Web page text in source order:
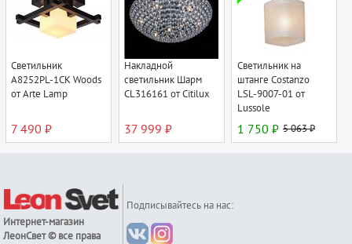
Светильник
A8252PL-1CK Woods
от Arte Lamp
7 490 ₽
Накладной
светильник Шарм
CL316161 от Citilux
37 999 ₽
Светильник на
штанге Costanzo
LSL-9007-01 от
Lussole
1 750 ₽ 5 063 ₽
Интернет-магазин
ЛеонСвет© все права
Подписывайтесь на нас: